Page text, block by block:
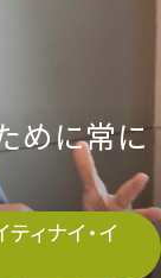
めに常に
ティナイ・イ